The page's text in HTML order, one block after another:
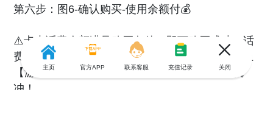
第六步：图6-确认购买-使用余额付💰
⚠️卡内话费余额满足购买条件，即可购买成功；话
费余额可在图2-账户详情里查看。余额不足，先上
【游全球】充值～全中文页面，随时随地想冲就
冲！
主页 官方APP 联系客服 充值记录 关闭